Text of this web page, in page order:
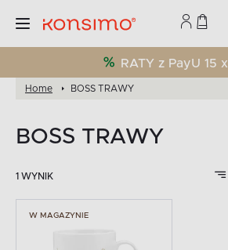
RATY z PayU 15
Home BOSS TRAWY
BOSS TRAWY
1 WYNIK
W MAGAZYNIE